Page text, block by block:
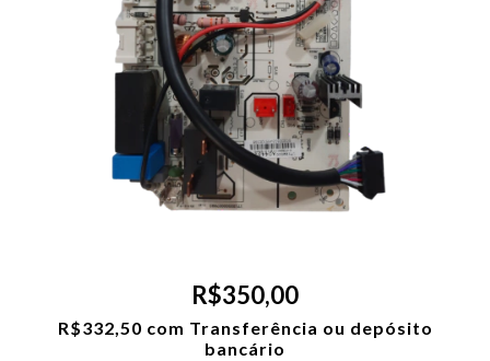
R$350,00
R$332,50 com Transferência ou depósito
bancário